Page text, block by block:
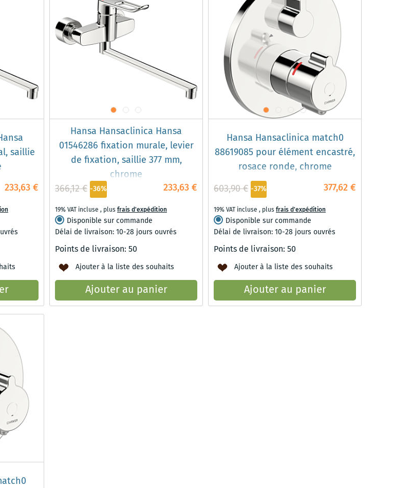
saillie
233,63 €
Hansa Hansaclinica Hansa
01546286 fixation murale, levier
de fixation, saillie 377 mm,
chrome
233,63 €
366,12 € -36%
19% VAT incluse , plusfrais d'expédition
Disponible sur commande
Délai de livraison: 10-28 jours ouvrés
Points de livraison: 50
Ajouter à la liste des souhaits
Ajouter au panier
Hansa Hansaclinica match0
88619085 pour élément encastré,
rosace ronde, chrome
377,62 €
603,90 € -37%
19% VAT incluse , plusfrais d'expédition
Disponible sur commande
Délai de livraison: 10-28 jours ouvrés
Points de livraison: 50
Ajouter à la liste des souhaits
Ajouter au panier